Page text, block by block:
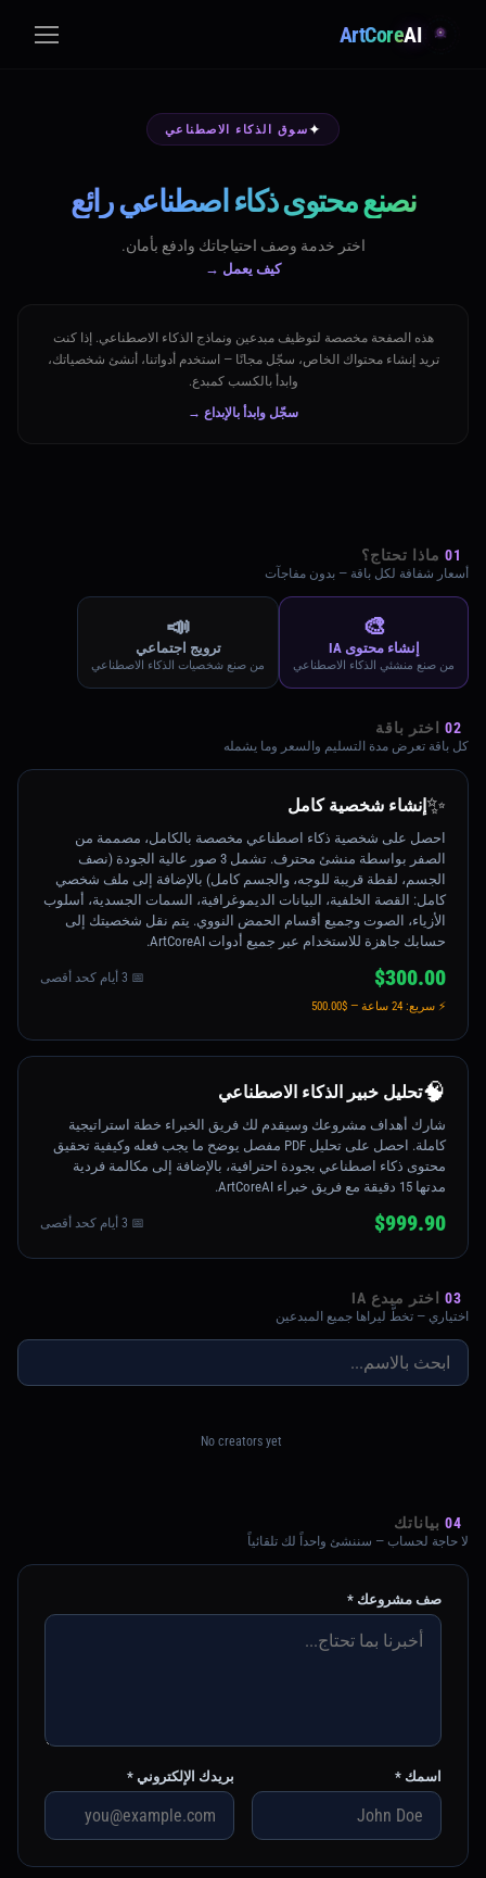
ArtCoreAI
✦سوق الذكاء الاصطناعي
نصنع محتوى ذكاء اصطناعي رائع
اختر خدمة وصف احتياجاتك وادفع بأمان.
كيف يعمل →
هذه الصفحة مخصصة لتوظيف مبدعين ونماذج الذكاء الاصطناعي. إذا كنت
تريد إنشاء محتواك الخاص، سجّل مجانًا — استخدم أدواتنا، أنشئ شخصياتك،
وابدأ بالكسب كمبدع.
سجّل وابدأ بالإبداع →
01 ماذا تحتاج؟
أسعار شفافة لكل باقة — بدون مفاجآت
🎨
إنشاء محتوى IA
من صنع منشئي الذكاء الاصطناعي
📣
ترويج اجتماعي
من صنع شخصيات الذكاء الاصطناعي
02 اختر باقة
كل باقة تعرض مدة التسليم والسعر وما يشمله
✨إنشاء شخصية كامل
احصل على شخصية ذكاء اصطناعي مخصصة بالكامل، مصممة من
الصفر بواسطة منشئ محترف. تشمل 3 صور عالية الجودة (نصف
الجسم، لقطة قريبة للوجه، والجسم كامل) بالإضافة إلى ملف شخصي
كامل: القصة الخلفية، البيانات الديموغرافية، السمات الجسدية، أسلوب
الأزياء، الصوت وجميع أقسام الحمض النووي. يتم نقل شخصيتك إلى
حسابك جاهزة للاستخدام عبر جميع أدوات ArtCoreAI.
$300.00 📅 3 أيام كحد أقصى
⚡ سريع: 24 ساعة — $500.00
🧠تحليل خبير الذكاء الاصطناعي
شارك أهداف مشروعك وسيقدم لك فريق الخبراء خطة استراتيجية
كاملة. احصل على تحليل PDF مفصل يوضح ما يجب فعله وكيفية تحقيق
محتوى ذكاء اصطناعي بجودة احترافية، بالإضافة إلى مكالمة فردية
مدتها 15 دقيقة مع فريق خبراء ArtCoreAI.
$999.90 📅 3 أيام كحد أقصى
03 اختر مبدع IA
اختياري — تخطَّ ليراها جميع المبدعين
No creators yet
04 بياناتك
لا حاجة لحساب — سننشئ واحداً لك تلقائياً
صف مشروعك *
اسمك * بريدك الإلكتروني *